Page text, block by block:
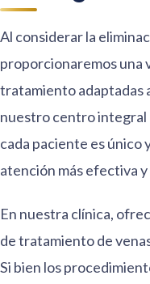
Al considerar la
proporcionaremos una
tratamiento adaptadas
nuestro centro integral
cada paciente es único
atención más efectiva
En nuestra clínica,
de tratamiento de
Si bien los